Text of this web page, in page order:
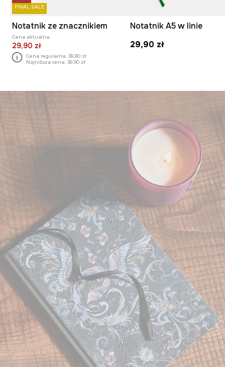
FINAL SALE
Notatnik ze znacznikiem
Cena aktualna:
29,90 zł
Cena regularna: 39,90 zł
Najniższa cena: 39,90 zł
Notatnik A5 w linie
29,90 zł